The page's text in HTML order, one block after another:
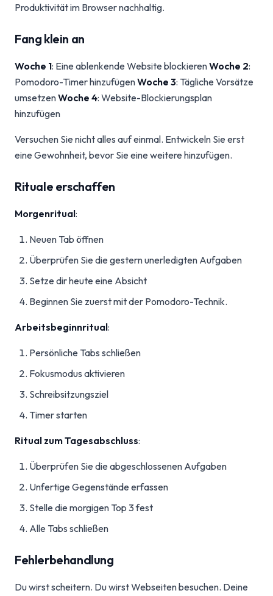
Produktivität im Browser nachhaltig.
Fang klein an
Woche 1: Eine ablenkende Website blockierenWoche 2:
Pomodoro-Timer hinzufügenWoche 3: Tägliche Vorsätze
umsetzenWoche 4: Website-Blockierungsplan
hinzufügen
Versuchen Sie nicht alles auf einmal. Entwickeln Sie erst
eine Gewohnheit, bevor Sie eine weitere hinzufügen.
Rituale erschaffen
Morgenritual:
Neuen Tab öffnen
Überprüfen Sie die gestern unerledigten Aufgaben
Setze dir heute eine Absicht
Beginnen Sie zuerst mit der Pomodoro-Technik.
Arbeitsbeginnritual:
Persönliche Tabs schließen
Fokusmodus aktivieren
Schreibsitzungsziel
Timer starten
Ritual zum Tagesabschluss:
Überprüfen Sie die abgeschlossenen Aufgaben
Unfertige Gegenstände erfassen
Stelle die morgigen Top 3 fest
Alle Tabs schließen
Fehlerbehandlung
Du wirst scheitern. Du wirst Webseiten besuchen. Deine